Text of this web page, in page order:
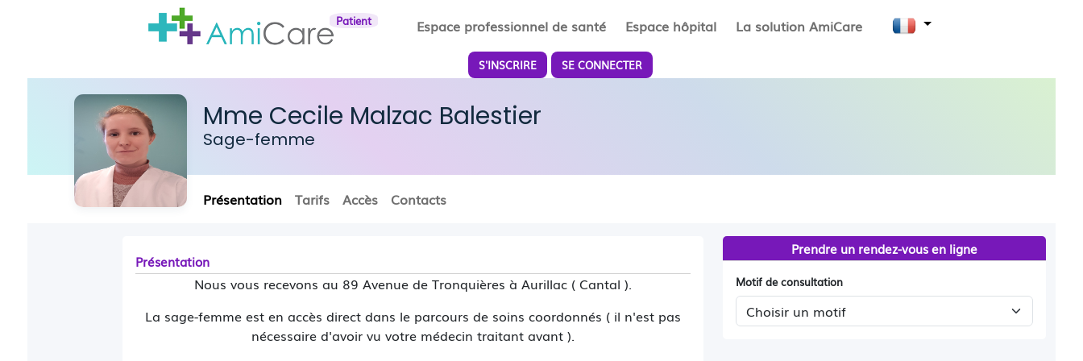
Patient Espace professionnel de santé Espace hôpital La solution AmiCare
S'INSCRIRE SE CONNECTER
Mme Cecile Malzac Balestier
Sage-femme
Présentation Tarifs Accès Contacts
Présentation
Nous vous recevons au 89 Avenue de Tronquières à Aurillac ( Cantal ).
La sage-femme est en accès direct dans le parcours de soins coordonnés ( il n'est pas
nécessaire d'avoir vu votre médecin traitant avant ).
Prendre un rendez-vous en ligne
Motif de consultation